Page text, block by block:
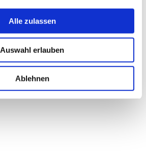
Alle zulassen
Auswahl erlauben
Ablehnen